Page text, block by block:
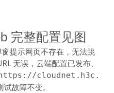
完整配置见图
提示网页不存在 ，无法跳
无误，云端配置已发布、
cloudnet.h3c.
试故障不变。